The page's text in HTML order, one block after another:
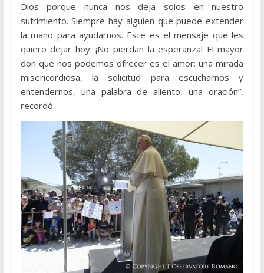
Dios porque nunca nos deja solos en nuestro
sufrimiento. Siempre hay alguien que puede extender
la mano para ayudarnos. Este es el mensaje que les
quiero dejar hoy: ¡No pierdan la esperanza! El mayor
don que nos podemos ofrecer es el amor: una mirada
misericordiosa, la solicitud para escucharnos y
entendernos, una palabra de aliento, una oración”,
recordó.